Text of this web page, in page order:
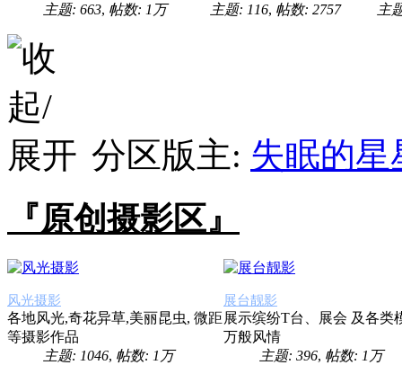
主题: 663, 帖数: 1万
主题: 116, 帖数: 2757
主
分区版主: 失眠的星
『原创摄影区』
风光摄影
各地风光,奇花异草,美丽昆虫, 微距
等摄影作品
主题: 1046, 帖数: 1万
展台靓影
展示缤纷T台、展会 及各类
万般风情
主题: 396, 帖数: 1万